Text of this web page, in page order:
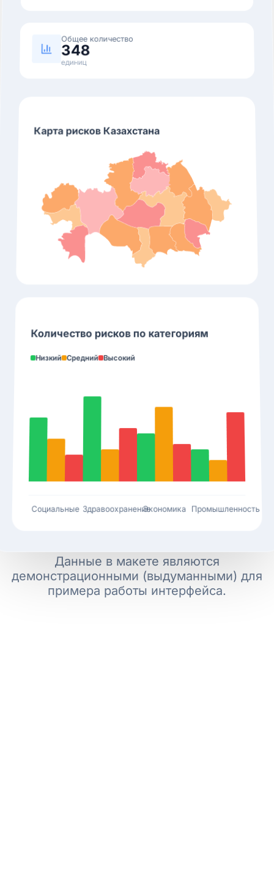
Общее количество
348
единиц
Карта рисков Казахстана
Количество рисков по категориям
Низкий Средний Высокий
Социальные ЗдравоохранениеЭкономика Промышленность
Данные в макете являются
демонстрационными (выдуманными) для
примера работы интерфейса.